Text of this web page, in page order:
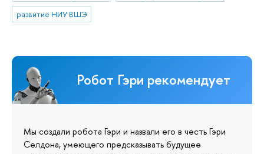
развитие НИУ ВШЭ
Робот Гэри рекомендует
Мы создали робота Гэри и назвали его в честь Гэри
Селдона, умеющего предсказывать будущее